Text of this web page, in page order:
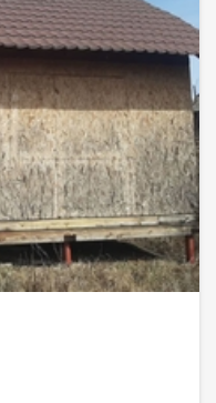
при низких
с двух сторон.
Возможен обмен на вашу
При звонке,
- JV080541112824.